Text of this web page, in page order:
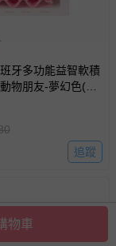
牙多功能益智軟積
物朋友-夢幻色(有
追蹤
物車